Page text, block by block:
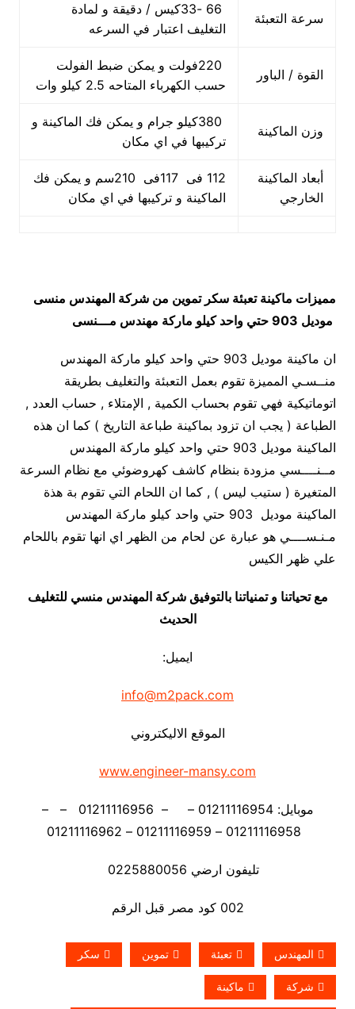
سرعة التعبئة
66 -33كيس / دقيقة و لمادة
التغليف اعتبار في السرعه
القوة / الباور
220فولت و يمكن ضبط الفولت
حسب الكهرباء المتاحه 2.5 كيلو وات
وزن الماكينة
380كيلو جرام و يمكن فك الماكينة و
تركيبها في اي مكان
أبعاد الماكينة
الخارجي
112 فى 117فى 210سم و يمكن فك
الماكينة و تركيبها في اي مكان
مميزات ماكينة تعبئة سكر تموين من شركة المهندس منسى
موديل 903 حتي واحد كيلو ماركة مهندس مـــنسى
ان ماكينة موديل 903 حتي واحد كيلو ماركة المهندس
منــسـي المميزة تقوم بعمل التعبئة والتغليف بطريقة
اتوماتيكية فهي تقوم بحساب الكمية , الإمتلاء , حساب العدد ,
الطباعة ( يجب ان تزود بماكينة طباعة التاريخ ) كما ان هذه
الماكينة موديل 903 حتي واحد كيلو ماركة المهندس
مــنــــسي مزودة بنظام كاشف كهروضوئي مع نظام السرعة
المتغيرة ( ستيب ليس ) , كما ان اللحام التي تقوم بة هذة
الماكينة موديل 903 حتي واحد كيلو ماركة المهندس
مـنـســــي هو عبارة عن لحام من الظهر اي انها تقوم باللحام
علي ظهر الكيس
مع تحياتنا و تمنياتنا بالتوفيق شركة المهندس منسي للتغليف
الحديث
ايميل:
info@m2pack.com
الموقع الاليكتروني
www.engineer-mansy.com
موبايل: 01211116954 – – 01211116956 – –
تليفون ارضي 0225880056
002 كود مصر قبل الرقم
المهندس تعبئة تموين سكر
شركة ماكينة